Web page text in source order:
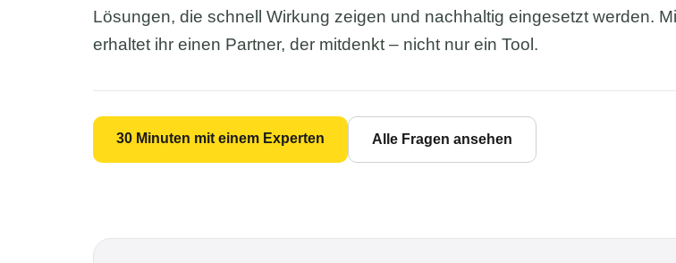
Lösungen, die schnell Wirkung zeigen und nachhaltig eingesetzt werden.
erhaltet ihr einen Partner, der mitdenkt – nicht nur ein Tool.
30 Minuten mit einem Experten Alle Fragen ansehen